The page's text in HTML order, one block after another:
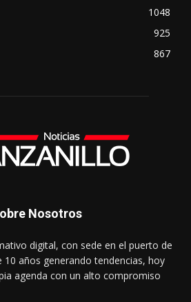
1048
925
867
Nosotros
digital, con sede en el puerto de
10 años generando tendencias, hoy
agenda con un alto compromiso